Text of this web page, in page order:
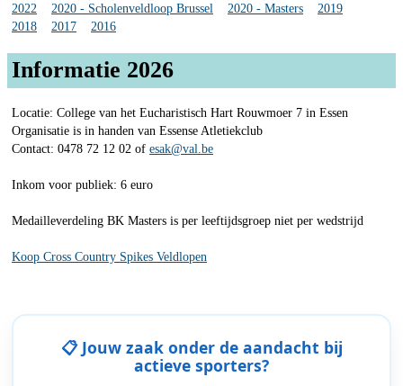
2022
2020 - Scholenveldloop Brussel 2020 - Masters
2019
2018
2017 2016
Informatie 2026
Locatie: College van het Eucharistisch Hart Rouwmoer 7 in Essen
Organisatie is in handen van Essense Atletiekclub
Contact: 0478 72 12 02 of esak@val.be
Inkom voor publiek: 6 euro
Medailleverdeling BK Masters is per leeftijdsgroep niet per wedstrijd
Koop Cross Country Spikes Veldlopen
📋 Jouw zaak onder de aandacht bij
actieve sporters?